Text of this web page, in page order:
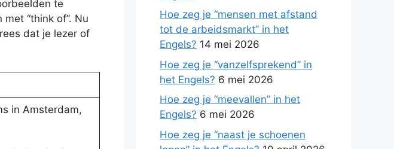
te
“think of”. Nu
dat je lezer of
in Amsterdam,
Hoe zeg je “mensen met afstand
tot de arbeidsmarkt” in het
Engels? 14 mei 2026
Hoe zeg je “vanzelfsprekend” in
het Engels? 6 mei 2026
Hoe zeg je “meevallen” in het
Engels? 6 mei 2026
Hoe zeg je “naast je schoenen